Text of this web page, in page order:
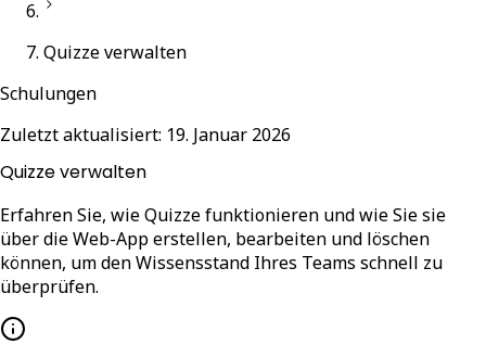
Quizze verwalten
Schulungen
Zuletzt aktualisiert: 19. Januar 2026
Quizze verwalten
Erfahren Sie, wie Quizze funktionieren und wie Sie sie
über die Web-App erstellen, bearbeiten und löschen
können, um den Wissensstand Ihres Teams schnell zu
überprüfen.